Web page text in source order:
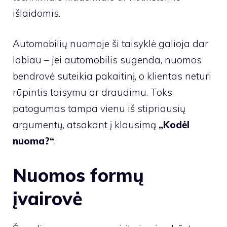
išlaidomis.
Automobilių nuomoje ši taisyklė galioja dar
labiau – jei automobilis sugenda, nuomos
bendrovė suteikia pakaitinį, o klientas neturi
rūpintis taisymu ar draudimu. Toks
patogumas tampa vienu iš stipriausių
argumentų, atsakant į klausimą „Kodėl
nuoma?“.
Nuomos formų
įvairovė